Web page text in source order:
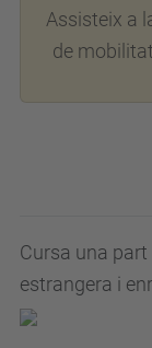
Assisteix a
de
Cursa una
estrangera i